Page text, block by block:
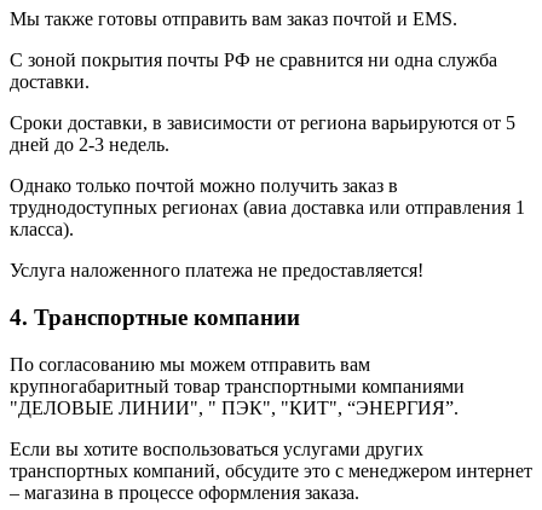
Мы также готовы отправить вам заказ почтой и EMS.
С зоной покрытия почты РФ не сравнится ни одна служба
доставки.
Сроки доставки, в зависимости от региона варьируются от 5
дней до 2-3 недель.
Однако только почтой можно получить заказ в
труднодоступных регионах (авиа доставка или отправления 1
класса).
Услуга наложенного платежа не предоставляется!
4. Транспортные компании
По согласованию мы можем отправить вам
крупногабаритный товар транспортными компаниями
"ДЕЛОВЫЕ ЛИНИИ", " ПЭК", "КИТ", “ЭНЕРГИЯ”.
Если вы хотите воспользоваться услугами других
транспортных компаний, обсудите это с менеджером интернет
– магазина в процессе оформления заказа.